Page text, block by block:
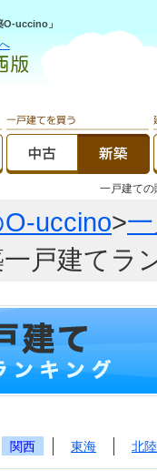
O-uccino」
一戸建て
uccino>
戸建てラ
関西 東海 北